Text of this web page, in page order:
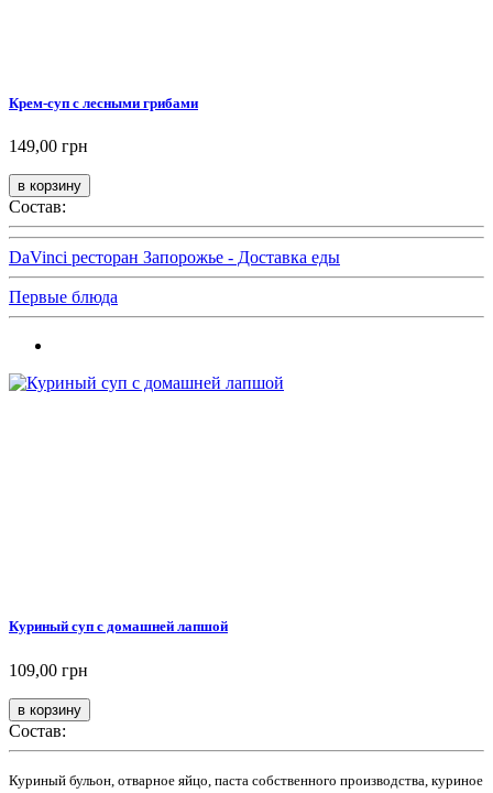
Крем-суп с лесными грибами
149,00 грн
Состав:
DaVinci ресторан Запорожье - Доставка еды
Первые блюда
Куриный суп с домашней лапшой
109,00 грн
Состав:
Куриный бульон, отварное яйцо, паста собственного производства, куриное